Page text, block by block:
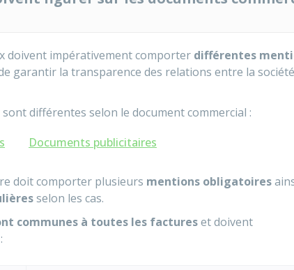
doivent impérativement comporter différentes
garantir la transparence des relations entre la
différentes selon le document commercial :
Documents publicitaires
doit comporter plusieurs mentions obligatoires
selon les cas.
communes à toutes les factureset doivent